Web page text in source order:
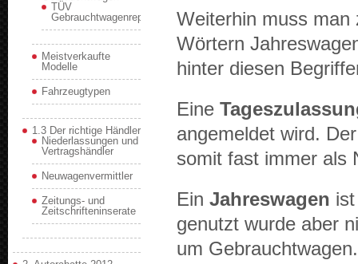
Weit­er­hin muss man
Wörtern
hin­ter diesen
Eine
angemeldet wird.
somit fast immer als
Ein Jahreswa­gen
genutzt wurde aber
um
TÜV
Gebrauchtwagenreport
Meistverkaufte
Modelle
Fahrzeugtypen
1.3 Der richtige Händler
Niederlassungen und
Vertragshändler
Neuwagenvermittler
Zeitungs- und
Zeitschrifteninserate